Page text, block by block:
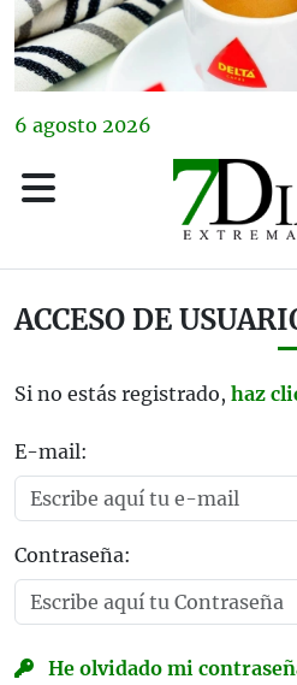
6 agosto 2026
ACCESO DE
Si no estás registrado, haz
E-mail:
Contraseña:
He olvidado mi